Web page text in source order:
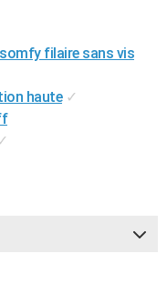
filaire sans vis
haute ✓
✓